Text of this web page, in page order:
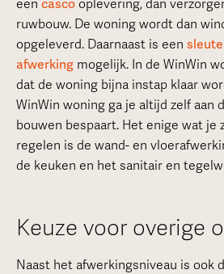
een cascooplevering, dan
ruwbouw. De woning wordt dan
opgeleverd. Daarnaast is een
afwerkingmogelijk. In de WinWin
dat de woning bijna instap klaar
WinWin woning ga je altijd zelf aan
bouwen bespaart. Het enige wat je
regelen is de wand- en
de keuken en het sanitair en
Keuze voor overige
Naast het afwerkingsniveau is ook